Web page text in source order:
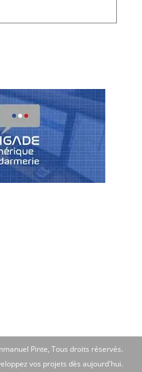
Pinte, Tous droits réservés.
vos projets dès aujourd'hui.